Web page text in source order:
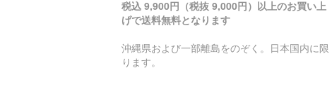
税込 9,900円（税抜 9,000円）以上のお買い上
げで送料無料となります
沖縄県および一部離島をのぞく。日本国内に限
ります。